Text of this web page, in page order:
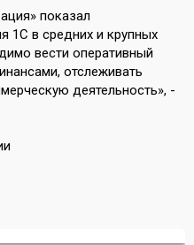
показал
1С в средних и крупных
вести оперативный
отслеживать
деятельность», -